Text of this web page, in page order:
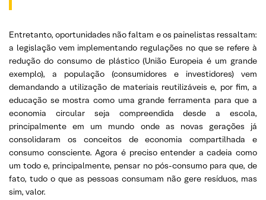
Entretanto, oportunidades não faltam e os painelistas ressaltam:
a legislação vem implementando regulações no que se refere à
redução do consumo de plástico (União Europeia é um grande
exemplo), a população (consumidores e investidores) vem
demandando a utilização de materiais reutilizáveis e, por fim, a
educação se mostra como uma grande ferramenta para que a
economia circular seja compreendida desde a escola,
principalmente em um mundo onde as novas gerações já
consolidaram os conceitos de economia compartilhada e
consumo consciente. Agora é preciso entender a cadeia como
um todo e, principalmente, pensar no pós-consumo para que, de
fato, tudo o que as pessoas consumam não gere resíduos, mas
sim, valor.